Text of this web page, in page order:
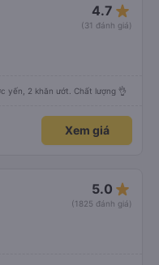
4.7 star_rate
(31 đánh giá)
yến, 2 khăn ướt. Chất lượng 👌
Xem giá
5.0 star_rate
(1825 đánh giá)